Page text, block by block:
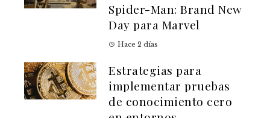
Spider-Man: Brand New
Day para Marvel
Hace 2 días
Estrategias para
implementar pruebas
de conocimiento cero